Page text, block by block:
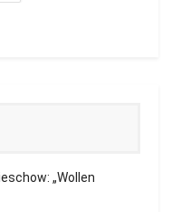
„Wollen